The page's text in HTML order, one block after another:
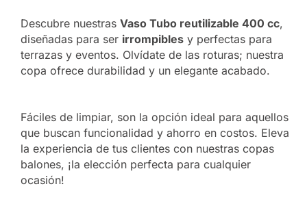
Descubre nuestras Vaso Tubo reutilizable 400 cc,
diseñadas para ser irrompibles y perfectas para
terrazas y eventos. Olvídate de las roturas; nuestra
copa ofrece durabilidad y un elegante acabado.
Fáciles de limpiar, son la opción ideal para aquellos
que buscan funcionalidad y ahorro en costos. Eleva
la experiencia de tus clientes con nuestras copas
balones, ¡la elección perfecta para cualquier
ocasión!